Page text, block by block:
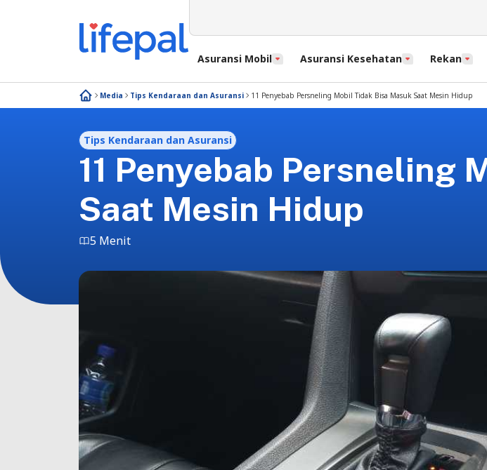
Asuransi Mobil Asuransi Kesehatan Rekan
Media Tips Kendaraan dan Asuransi 11 Penyebab Persneling Mobil Tidak Bisa Masuk Saat Mesin Hidup
Tips Kendaraan dan Asuransi
11 Penyebab Persneling
Saat Mesin Hidup
5 Menit